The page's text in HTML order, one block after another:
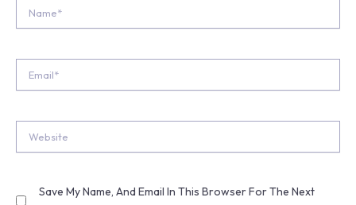
Save My Name, And Email In This Browser For The Next